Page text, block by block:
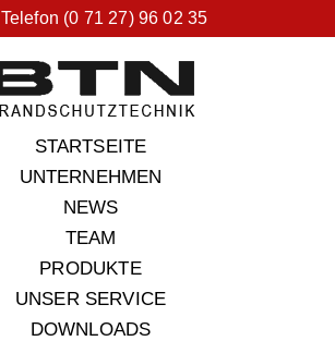
Telefon (0 71 27) 96 02 35
STARTSEITE
UNTERNEHMEN
NEWS
TEAM
PRODUKTE
UNSER SERVICE
DOWNLOADS